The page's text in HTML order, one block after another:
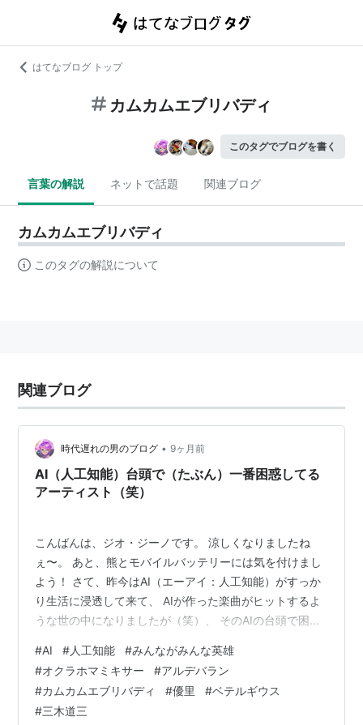
はてなブログ トップ
カムカムエブリバディ
このタグでブログを書く
言葉の解説 ネットで話題 関連ブログ
カムカムエブリバディ
このタグの解説について
関連ブログ
時代遅れの男のブログ • 9ヶ月前
AI（人工知能）台頭で（たぶん）一番困惑してる
アーティスト（笑）
こんばんは、ジオ・ジーノです。 涼しくなりましたね
ぇ〜。 あと、熊とモバイルバッテリーには気を付けまし
よう！ さて、昨今はAI（エーアイ：人工知能）がすっか
り生活に浸透して来て、 AIが作った楽曲がヒットするよ
うな世の中になりましたが（笑）、 そのAIの台頭で困惑
でも特に困惑しているであろうアーティストは、 シンガ
ーソングライターでラッパーでもあるAI（アイ）さんだ
と思います（苦笑）。 今やAI（エーアイ）が作詞作曲し
歌うような時代ですからねw AI（アイ）
#AI #人工知能 #みんながみんな英雄
#オクラホマミキサー #アルデバラン
#カムカムエブリバディ #優里 #ベテルギウス
#三木道三